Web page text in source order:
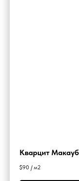
Кварцит
$90 / м2